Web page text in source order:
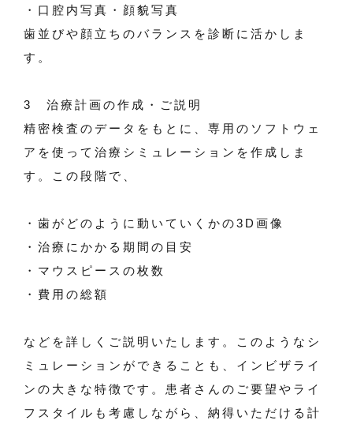
・口腔内写真・顔貌写真
歯並びや顔立ちのバランスを診断に活かしま
す。
3 治療計画の作成・ご説明
精密検査のデータをもとに、専用のソフトウェ
アを使って治療シミュレーションを作成しま
す。この段階で、
・歯がどのように動いていくかの3D画像
・治療にかかる期間の目安
・マウスピースの枚数
・費用の総額
などを詳しくご説明いたします。このようなシ
ミュレーションができることも、インビザライ
ンの大きな特徴です。患者さんのご要望やライ
フスタイルも考慮しながら、納得いただける計